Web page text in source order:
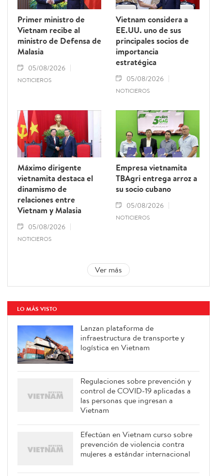
Primer ministro de
Vietnam recibe al
ministro de Defensa de
Malasia
05/08/2026
NOTICIEROS
Vietnam considera a
EE.UU. uno de sus
principales socios de
importancia
estratégica
05/08/2026
NOTICIEROS
Máximo dirigente
vietnamita destaca el
dinamismo de
relaciones entre
Vietnam y Malasia
05/08/2026
NOTICIEROS
Empresa vietnamita
TBAgri entrega arroz a
su socio cubano
05/08/2026
NOTICIEROS
Ver más
LO MÁS VISTO
Lanzan plataforma de
infraestructura de transporte y
logística en Vietnam
Regulaciones sobre prevención y
control de COVID-19 aplicadas a
las personas que ingresan a
Vietnam
Efectúan en Vietnam curso sobre
prevención de violencia contra
mujeres a estándar internacional